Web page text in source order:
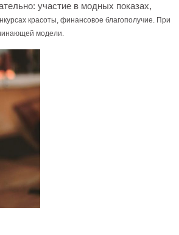
участие в модных показах,
красоты, финансовое благополучие. При
модели.